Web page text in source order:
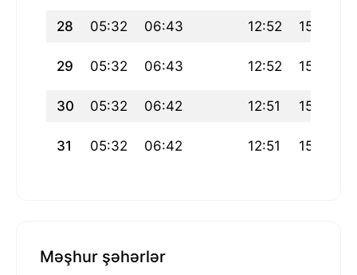
28 05:32 06:43 12:52 15:53
29 05:32 06:43 12:52 15:53
30 05:32 06:42 12:51 15:53
31 05:32 06:42 12:51 15:54
Məşhur şəhərlər